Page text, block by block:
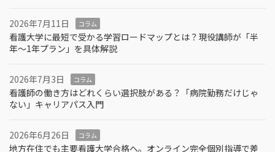
2026年7月11日 コラム
看護大学に最短で受かる学習ロードマップとは？現役講師が「半
年～1年プラン」を具体解説
2026年7月3日 コラム
看護師の働き方はどれくらい選択肢がある？「病院勤務だけじゃ
ない」キャリアパス入門
2026年6月26日 コラム
地方在住でも主要看護大学合格へ。オンライン完全個別指導で差